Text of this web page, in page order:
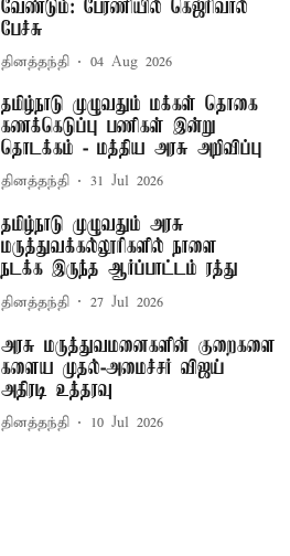
வேண்டும்: பேரணியில் கெஜ்ரிவால்
பேச்சு
தினத்தந்தி 04 Aug 2026
தமிழ்நாடு முழுவதும் மக்கள் தொகை
கணக்கெடுப்பு பணிகள் இன்று
தொடக்கம் - மத்திய அரசு அறிவிப்பு
தினத்தந்தி 31 Jul 2026
தமிழ்நாடு முழுவதும் அரசு
மருத்துவக்கல்லூரிகளில் நாளை
நடக்க இருந்த ஆர்ப்பாட்டம் ரத்து
தினத்தந்தி 27 Jul 2026
அரசு மருத்துவமனைகளின் குறைகளை
களைய முதல்-அமைச்சர் விஜய்
அதிரடி உத்தரவு
தினத்தந்தி 10 Jul 2026